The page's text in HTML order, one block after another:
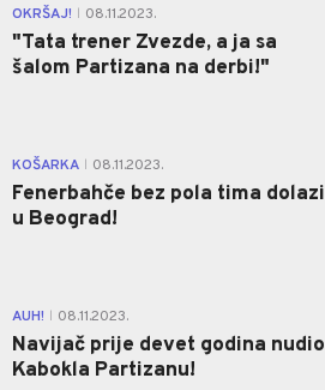
OKRŠAJ! 08.11.2023.
"Tata trener Zvezde, a ja sa
šalom Partizana na derbi!"
KOŠARKA 08.11.2023.
Fenerbahče bez pola tima dolazi
u Beograd!
AUH! 08.11.2023.
Navijač prije devet godina nudio
Kabokla Partizanu!